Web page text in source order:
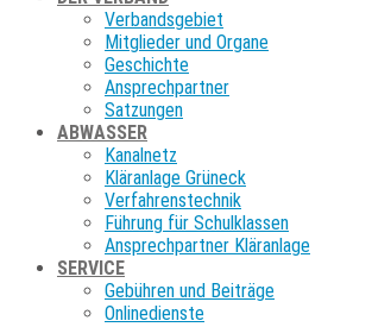
Verbandsgebiet
Mitglieder und Organe
Geschichte
Ansprechpartner
Satzungen
ABWASSER
Kanalnetz
Kläranlage Grüneck
Verfahrenstechnik
Führung für Schulklassen
Ansprechpartner Kläranlage
SERVICE
Gebühren und Beiträge
Onlinedienste